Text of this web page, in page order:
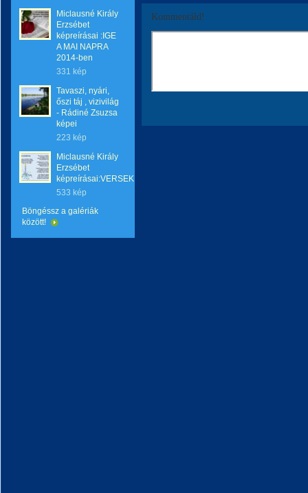
Miclausné Király
Erzsébet
képreírásai :IGE
A MAI NAPRA
2014-ben
331 kép
Tavaszi, nyári,
őszi táj , vizivilág
- Rádiné Zsuzsa
képei
223 kép
Miclausné Király
Erzsébet
képreírásai:VERSEK
533 kép
Böngéssz a galériák
között!
Kommentáld!